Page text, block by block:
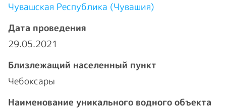
Чувашская Республика (Чувашия)
Дата проведения
29.05.2021
Близлежащий населенный пункт
Чебоксары
Наименование уникального водного объекта